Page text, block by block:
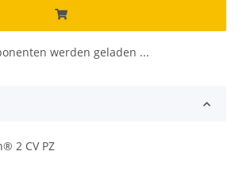
werden geladen ...
2 CV PZ